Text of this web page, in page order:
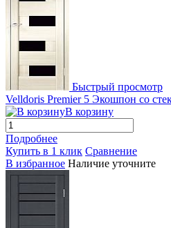
Быстрый просмотр
Velldoris Premier 5 Экошпон со
В корзину
Подробнее
Купить в 1 клик Сравнение
В избранное Наличие уточните